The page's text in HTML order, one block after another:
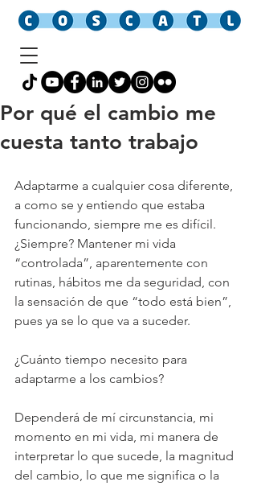
Por qué el cambio me
cuesta tanto trabajo
Adaptarme a cualquier cosa diferente,
a como se y entiendo que estaba
funcionando, siempre me es difícil.
¿Siempre? Mantener mi vida
“controlada”, aparentemente con
rutinas, hábitos me da seguridad, con
la sensación de que “todo está bien”,
pues ya se lo que va a suceder.
¿Cuánto tiempo necesito para
adaptarme a los cambios?
Dependerá de mí circunstancia, mi
momento en mi vida, mi manera de
interpretar lo que sucede, la magnitud
del cambio, lo que me significa o la